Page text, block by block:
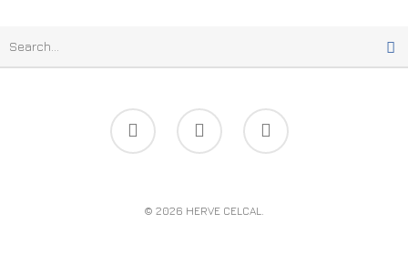
© 2026 HERVE CELCAL.